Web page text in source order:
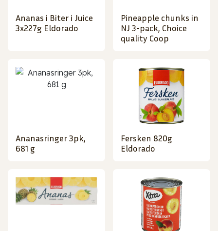
Ananas i Biter i Juice
3x227g Eldorado
Pineapple chunks in
NJ 3-pack, Choice
quality Coop
Ananasringer 3pk,
681 g
Fersken 820g
Eldorado